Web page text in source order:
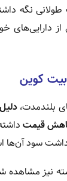
دارایی‌های
کوین
بلندمدت،
سود آن‌ها
مشاهده